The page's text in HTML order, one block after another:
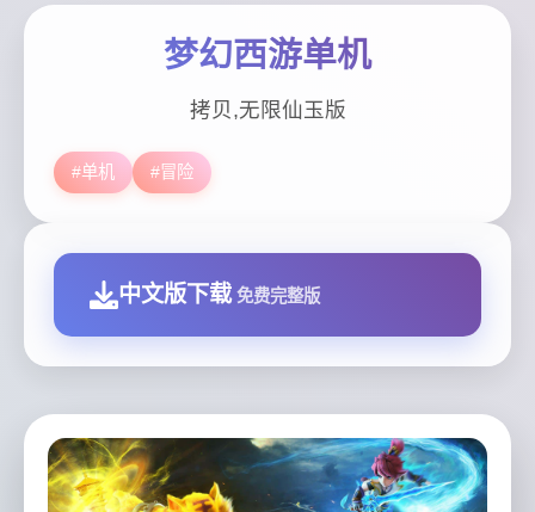
梦幻西游单机
拷贝,无限仙玉版
#单机 #冒险
中文版下载 免费完整版